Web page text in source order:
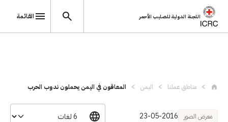
اللجنة الدولية للصليب الأحمر القائمة
مناطق عملنا اليمن المعاقون في اليمن يحملون ندوب الحرب
معرض الصور 23-05-2016